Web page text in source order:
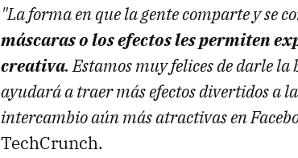
"La forma en que la gente comparte y se
máscaras o los efectos les permiten
creativa. Estamos muy felices de darle
ayudará a traer más efectos divertidos a
intercambio aún más atractivas en
TechCrunch.